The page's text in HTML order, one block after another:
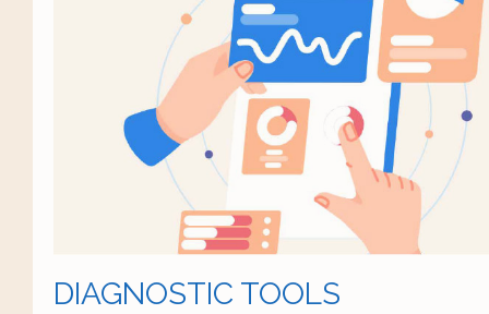
DIAGNOSTIC TOOLS